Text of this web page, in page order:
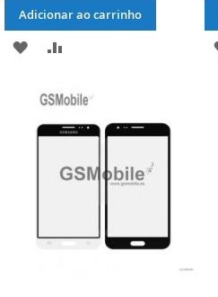
Adicionar ao carrinho
ADICIONAR
LISTA
DE
DESEJOS
COMPARAÇÃO